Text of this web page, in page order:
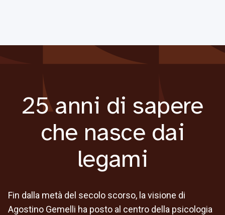
25 anni di sapere
che nasce dai
legami
Fin dalla metà del secolo scorso, la visione di
Agostino Gemelli ha posto al centro della psicologia